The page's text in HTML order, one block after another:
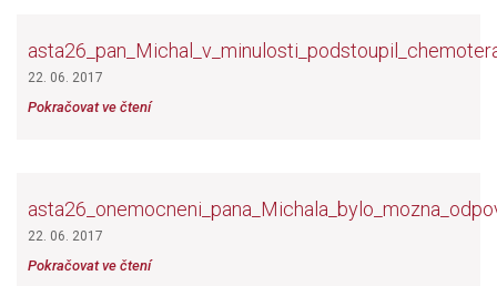
22. 06. 2017
Pokračovat ve čtení
22. 06. 2017
Pokračovat ve čtení